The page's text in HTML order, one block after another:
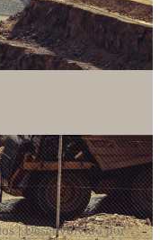
| Desenvolvido por